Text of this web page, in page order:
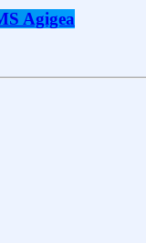
Agigea